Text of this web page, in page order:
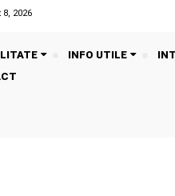
2026
INFO UTILE